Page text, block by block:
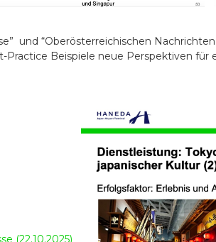
und “Oberösterreichischen
Practice Beispiele neue Perspektiven
(22.10.2025)